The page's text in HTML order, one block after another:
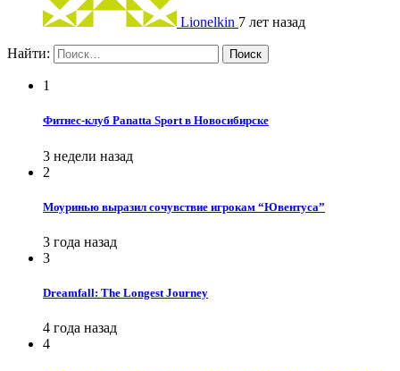
Lionelkin 7 лет назад
Найти:
1
Фитнес-клуб Panatta Sport в Новосибирске
3 недели назад
2
Моуринью выразил сочувствие игрокам “Ювентуса”
3 года назад
3
Dreamfall: The Longest Journey
4 года назад
4